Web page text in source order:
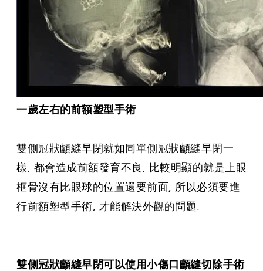
一歲左右的前額塑型手術
雙側冠狀顱縫早閉就如同單側冠狀顱縫早閉一
樣, 都會造成前額發育不良, 比較明顯的就是上眼
框骨沒有比眼球的位置還要前面, 所以必須要進
行前額塑型手術, 才能解決外觀的問題.
雙側冠狀顱縫早閉可以使用小傷口顱縫切除手術